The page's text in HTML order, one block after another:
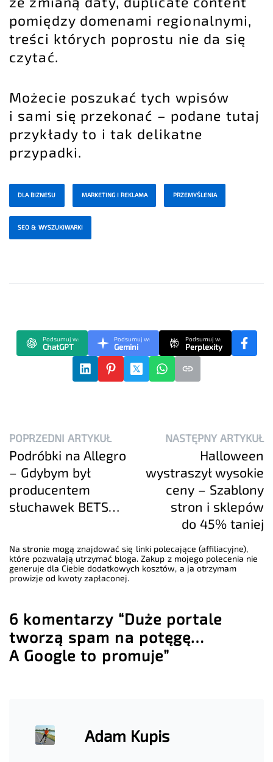
pomiędzy domenami regionalnymi,
treści których poprostu nie da się
czytać.
Możecie poszukać tych wpisów
i sami się przekonać – podane tutaj
przykłady to i tak delikatne
przypadki.
DLA BIZNESU MARKETING I REKLAMA PRZEMYŚLENIA
SEO & WYSZUKIWARKI
Podsumuj w:
ChatGPT
Podsumuj w:
Gemini
Podsumuj w:
Perplexity
POPRZEDNI ARTYKUŁ
Podróbki na Allegro
– Gdybym był
producentem
słuchawek BETS…
NASTĘPNY ARTYKUŁ
Halloween
wystraszył wysokie
ceny – Szablony
stron i sklepów
do 45% taniej
Na stronie mogą znajdować się linki polecające (affiliacyjne),
które pozwalają utrzymać bloga. Zakup z mojego polecenia nie
generuje dla Ciebie dodatkowych kosztów, a ja otrzymam
prowizje od kwoty zapłaconej.
6 komentarzy “Duże portale
tworzą spam na potęgę…
A Google to promuje”
Adam Kupis